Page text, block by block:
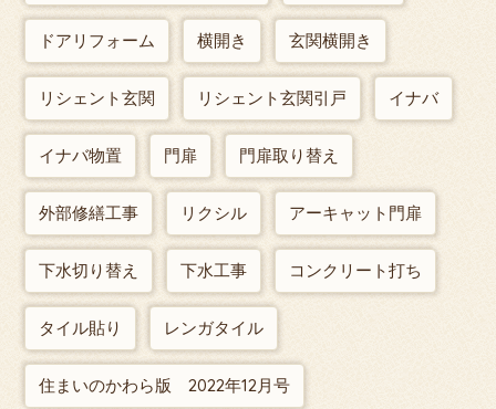
ドアリフォーム 横開き 玄関横開き
リシェント玄関 リシェント玄関引戸 イナバ
イナバ物置 門扉 門扉取り替え
外部修繕工事 リクシル アーキャット門扉
下水切り替え 下水工事 コンクリート打ち
タイル貼り レンガタイル
住まいのかわら版 2022年12月号